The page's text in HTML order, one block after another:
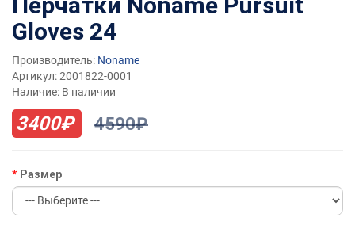
Gloves 24
Производитель: Noname
Артикул: 2001822-0001
Наличие: В наличии
3400₽ 4590₽
Размер